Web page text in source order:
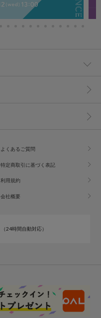
よくあるご質問
特定商取引に基づく表記
利用規約
会社概要
（24時間自動対応）